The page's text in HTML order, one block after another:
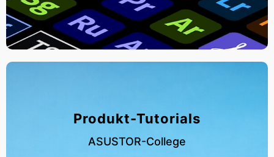
Produkt-Tutorials
ASUSTOR-College